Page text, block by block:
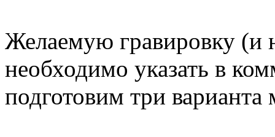
Желаемую гравировку (и
необходимо указать в
подготовим три варианта